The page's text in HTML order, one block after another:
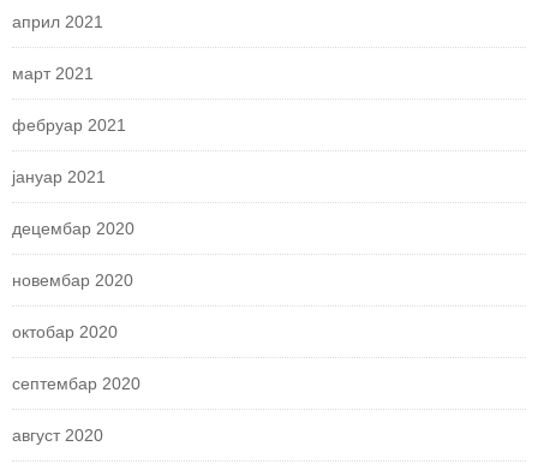
април 2021
март 2021
фебруар 2021
јануар 2021
децембар 2020
новембар 2020
октобар 2020
септембар 2020
август 2020